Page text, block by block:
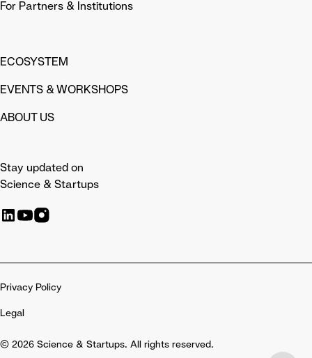
For Partners & Institutions
ECOSYSTEM
EVENTS & WORKSHOPS
ABOUT US
Stay updated on
Science & Startups
© 2026 Science & Startups. All rights reserved.
Privacy Policy
Legal